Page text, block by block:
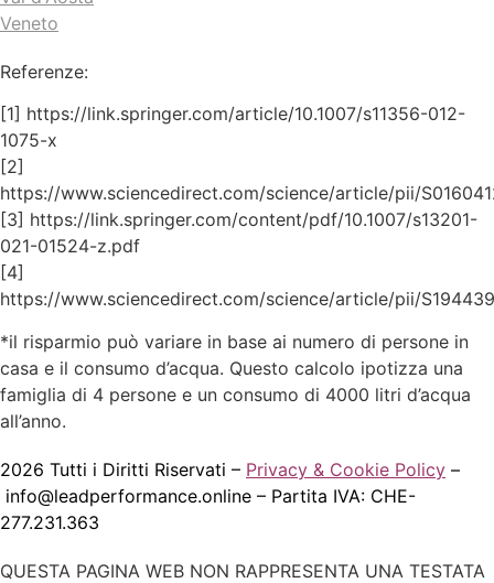
Veneto
Referenze:
[1] https://link.springer.com/article/10.1007/s11356-012-
1075-x
[2]
https://www.sciencedirect.com/science/article/pii/
[3] https://link.springer.com/content/pdf/10.1007/s13201-
021-01524-z.pdf
[4]
https://www.sciencedirect.com/science/article/pii/
*il risparmio può variare in base ai numero di persone in
casa e il consumo d’acqua. Questo calcolo ipotizza una
famiglia di 4 persone e un consumo di 4000 litri d’acqua
all’anno.
2026 Tutti i Diritti Riservati – Privacy & Cookie Policy –
info@leadperformance.online – Partita IVA: CHE-
277.231.363
QUESTA PAGINA WEB NON RAPPRESENTA UNA TESTATA